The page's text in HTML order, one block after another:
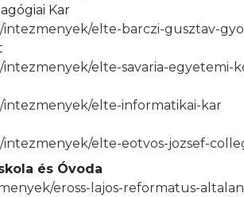
Kar
elte-barczi-gusztav-
elte-savaria-egyetemi-
intezmenyek/elte-informatikai-kar
elte-eotvos-jozsef-
és Óvoda
eross-lajos-reformatus-